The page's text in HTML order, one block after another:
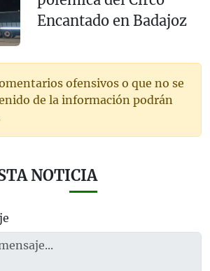
Encantado en Badajoz
ofensivos o que no se
de la información podrán
NOTICIA